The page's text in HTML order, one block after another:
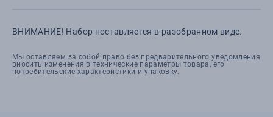
ВНИМАНИЕ! Набор поставляется в разобранном виде.
Мы оставляем за собой право без предварительного уведомления
вносить изменения в технические параметры товара, его
потребительские характеристики и упаковку.